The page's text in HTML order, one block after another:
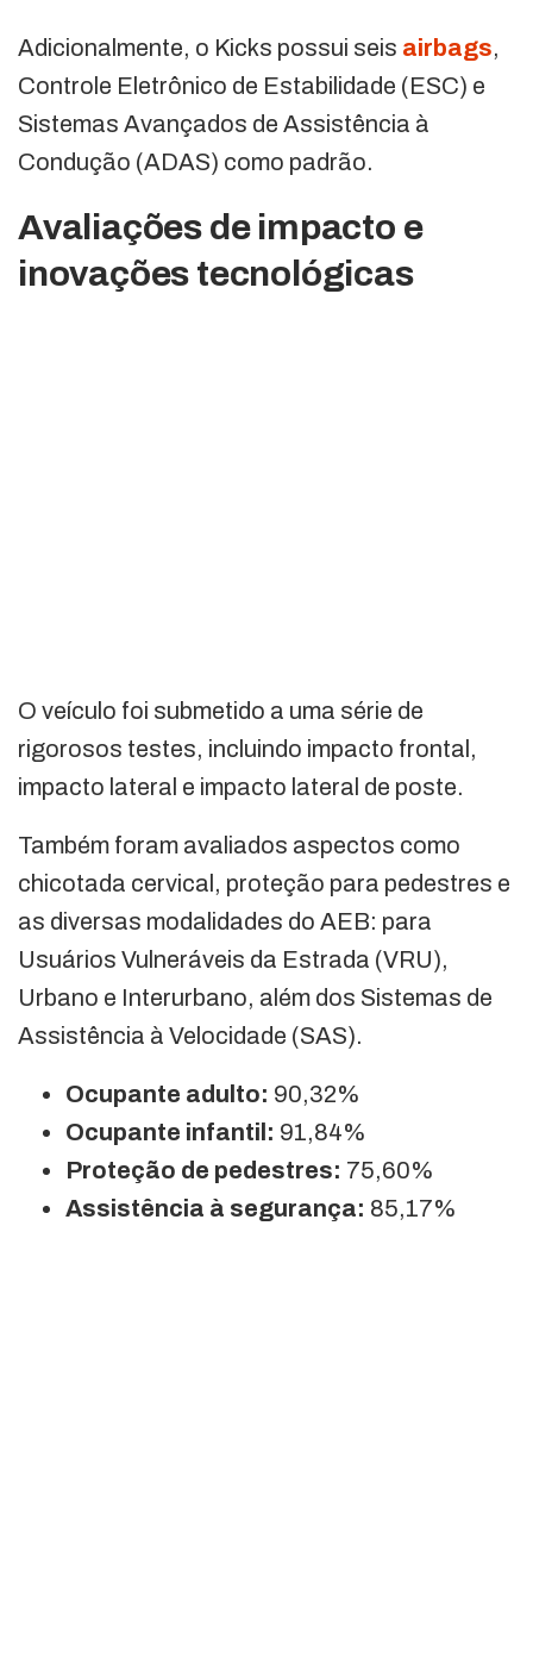
Adicionalmente, o Kicks possui seis airbags,
Controle Eletrônico de Estabilidade (ESC) e
Sistemas Avançados de Assistência à
Condução (ADAS) como padrão.
Avaliações de impacto e
inovações tecnológicas
O veículo foi submetido a uma série de
rigorosos testes, incluindo impacto frontal,
impacto lateral e impacto lateral de poste.
Também foram avaliados aspectos como
chicotada cervical, proteção para pedestres e
as diversas modalidades do AEB: para
Usuários Vulneráveis da Estrada (VRU),
Urbano e Interurbano, além dos Sistemas de
Assistência à Velocidade (SAS).
Ocupante adulto: 90,32%
Ocupante infantil: 91,84%
Proteção de pedestres: 75,60%
Assistência à segurança: 85,17%